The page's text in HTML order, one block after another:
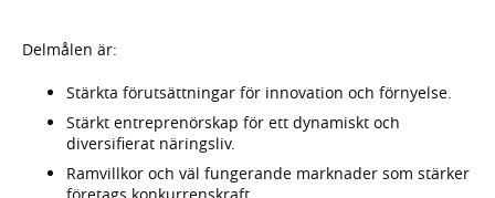
Delmålen är:
Stärkta förutsättningar för innovation och förnyelse.
Stärkt entreprenörskap för ett dynamiskt och
diversifierat näringsliv.
Ramvillkor och väl fungerande marknader som stärker
företags konkurrenskraft.